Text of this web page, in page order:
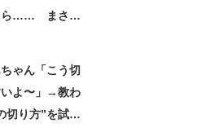
ら…… まさか
ゃん「こう切
いよ〜」→教わ
切り方”を試し